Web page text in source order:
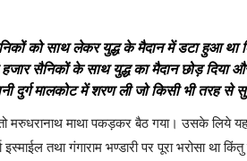
को साथ लेकर युद्ध के मैदान में डटा हुआ था
सैनिकों के साथ युद्ध का मैदान छोड़ दिया
दुर्ग मालकोट में शरण ली जो किसी भी तरह से
मरुधरानाथ माथा पकड़कर बैठ गया। उसके लिये
तथा गंगाराम भण्डारी पर पूरा भरोसा था